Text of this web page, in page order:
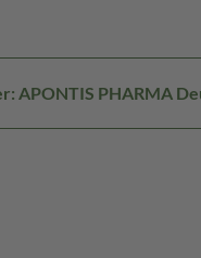
APONTIS PHARMA